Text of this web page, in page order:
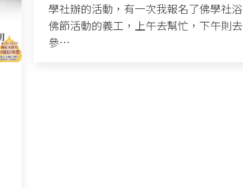
學社辦的活動，有一次我報名了佛學社浴
佛節活動的義工，上午去幫忙，下午則去
參…